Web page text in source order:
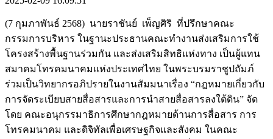
(7 กุมภาพันธ์ 2568) นายราชันย์ เพ็ญศิริ ที่ปรึกษาคณะ
กรรมการบริหาร ในฐานะประธานคณะทำงานส่งเสริมการใช้
โครงสร้างพื้นฐานร่วมกัน และส่งเสริมสิทธิแห่งทาง เป็นผู้แทน
สมาคมโทรคมนาคมแห่งประเทศไทย ในพระบรมราชูปถัมภ์
ร่วมเป็นวิทยากรอภิปรายในงานสัมมนาเรื่อง “กฎหมายเกี่ยวกับ
การจัดระเบียบสายสื่อสารและการนำสายสื่อสารลงใต้ดิน” จัด
โดย คณะอนุกรรมาธิการศึกษากฎหมายด้านการสื่อสาร การ
โทรคมนาคม และดิจิทัลเพื่อเศรษฐกิจและสังคม ในคณะ